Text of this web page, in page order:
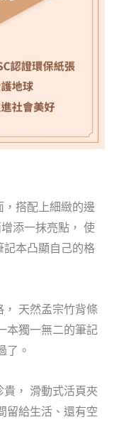
搭配上細緻的邊
添一抹亮點， 使
記本凸顯自己的格
天然孟宗竹背條
本獨一無二的筆記
了。
， 滑動式活頁夾
留給生活、還有空